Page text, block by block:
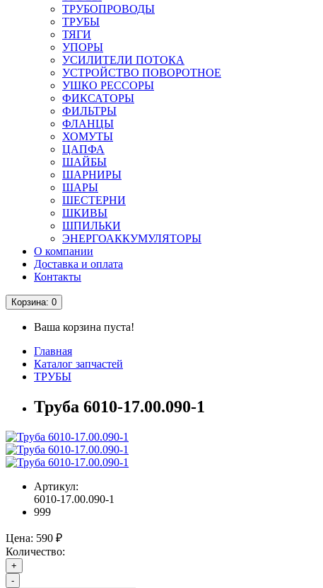
ТРУБОПРОВОДЫ
ТРУБЫ
ТЯГИ
УПОРЫ
УСИЛИТЕЛИ ПОТОКА
УСТРОЙСТВО ПОВОРОТНОЕ
УШКО РЕССОРЫ
ФИКСАТОРЫ
ФИЛЬТРЫ
ФЛАНЦЫ
ХОМУТЫ
ЦАПФА
ШАЙБЫ
ШАРНИРЫ
ШАРЫ
ШЕСТЕРНИ
ШКИВЫ
ШПИЛЬКИ
ЭНЕРГОАККУМУЛЯТОРЫ
О компании
Доставка и оплата
Контакты
Корзина: 0
Ваша корзина пуста!
Главная
Каталог запчастей
ТРУБЫ
Труба 6010-17.00.090-1
Артикул:
6010-17.00.090-1
999
Цена: 590 ₽
Количество:
+
-